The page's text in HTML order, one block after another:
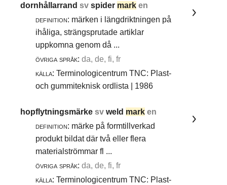
dornhållarrandsvspider mark en
definition: märken i längdriktningen på
ihåliga, strängsprutade artiklar
uppkomna genom då ...
övriga språk: da, de, fi, fr
källa: Terminologicentrum TNC: Plast-
och gummiteknisk ordlista | 1986
hopflytningsmärkesvweld mark en
definition: märke på formtillverkad
produkt bildat där två eller flera
materialströmmar fl ...
övriga språk: da, de, fi, fr
källa: Terminologicentrum TNC: Plast-